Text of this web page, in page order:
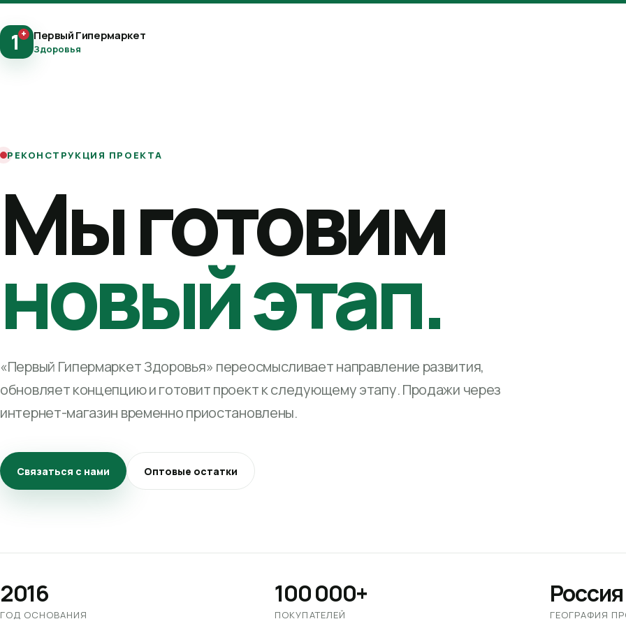
1+ Первый Гипермаркет
Здоровья
РЕКОНСТРУКЦИЯ ПРОЕКТА
Мы готовим
новый этап.
«Первый Гипермаркет Здоровья» переосмысливает направление развития,
обновляет концепцию и готовит проект к следующему этапу. Продажи через
интернет-магазин временно приостановлены.
Связаться с нами Оптовые остатки
2016
ГОД ОСНОВАНИЯ
100 000+
ПОКУПАТЕЛЕЙ
Россия
ГЕОГРАФИЯ